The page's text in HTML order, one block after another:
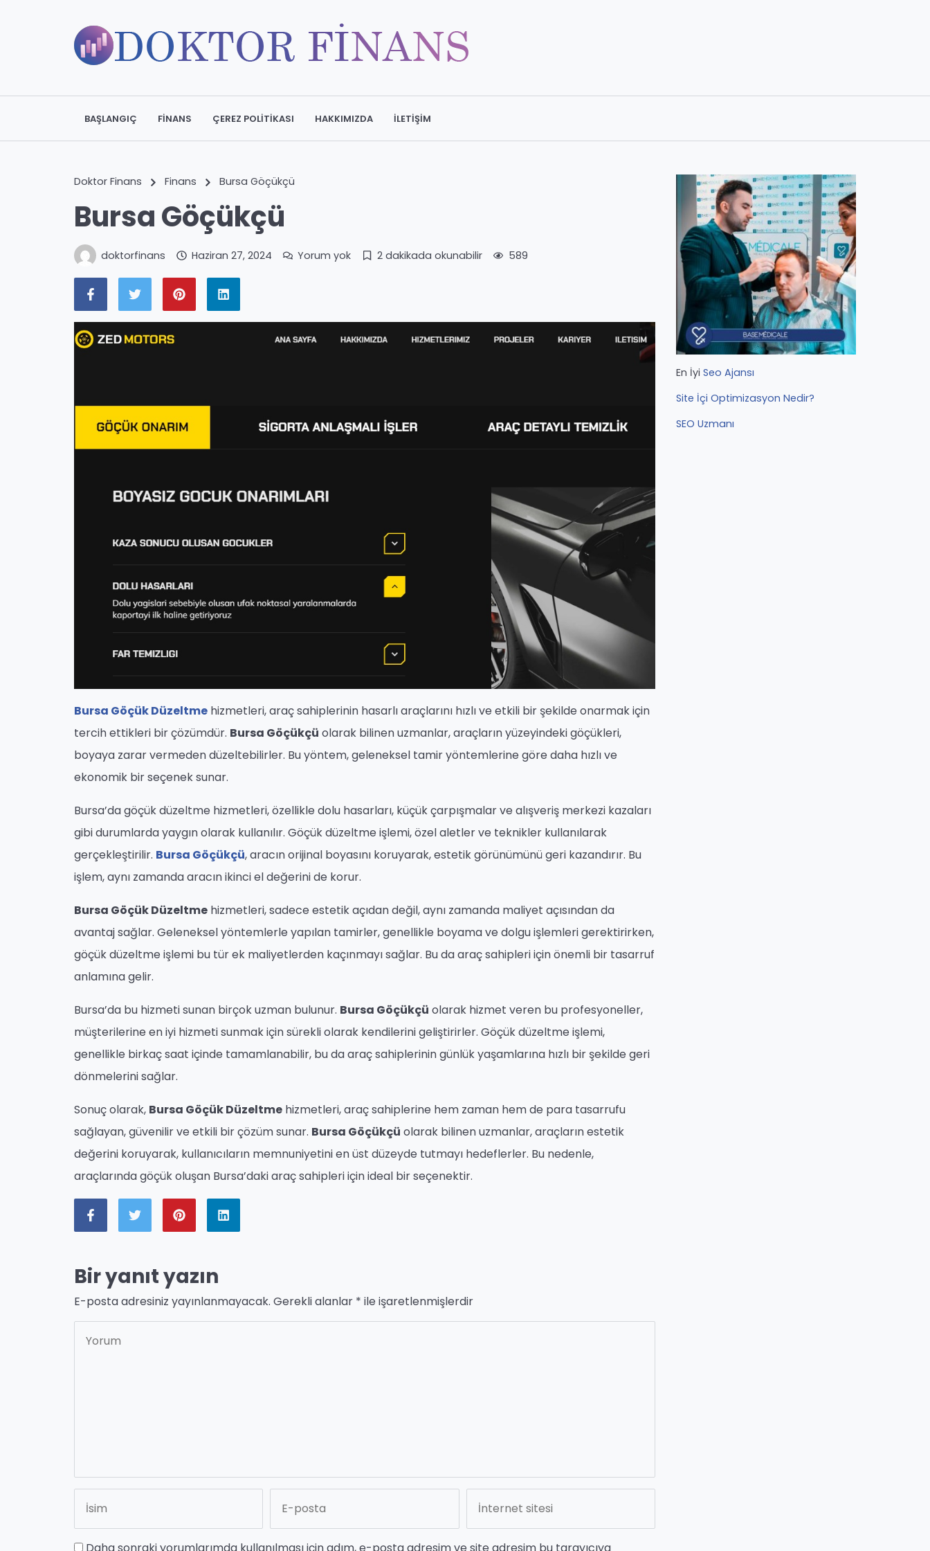
BAŞLANGIÇ FINANS ÇEREZ POLITIKASI HAKKIMIZDA İLETIŞIM
Doktor Finans Finans Bursa Göçükçü
Bursa Göçükçü
doktorfinans Haziran 27, 2024 Yorum yok 2 dakikada okunabilir 589
Bursa Göçük Düzeltme hizmetleri, araç sahiplerinin hasarlı araçlarını hızlı ve etkili bir şekilde onarmak için
tercih ettikleri bir çözümdür. Bursa Göçükçü olarak bilinen uzmanlar, araçların yüzeyindeki göçükleri,
boyaya zarar vermeden düzeltebilirler. Bu yöntem, geleneksel tamir yöntemlerine göre daha hızlı ve
ekonomik bir seçenek sunar.
Bursa’da göçük düzeltme hizmetleri, özellikle dolu hasarları, küçük çarpışmalar ve alışveriş merkezi kazaları
gibi durumlarda yaygın olarak kullanılır. Göçük düzeltme işlemi, özel aletler ve teknikler kullanılarak
gerçekleştirilir. Bursa Göçükçü, aracın orijinal boyasını koruyarak, estetik görünümünü geri kazandırır. Bu
işlem, aynı zamanda aracın ikinci el değerini de korur.
Bursa Göçük Düzeltme hizmetleri, sadece estetik açıdan değil, aynı zamanda maliyet açısından da
avantaj sağlar. Geleneksel yöntemlerle yapılan tamirler, genellikle boyama ve dolgu işlemleri gerektirirken,
göçük düzeltme işlemi bu tür ek maliyetlerden kaçınmayı sağlar. Bu da araç sahipleri için önemli bir tasarruf
anlamına gelir.
Bursa’da bu hizmeti sunan birçok uzman bulunur. Bursa Göçükçü olarak hizmet veren bu profesyoneller,
müşterilerine en iyi hizmeti sunmak için sürekli olarak kendilerini geliştirirler. Göçük düzeltme işlemi,
genellikle birkaç saat içinde tamamlanabilir, bu da araç sahiplerinin günlük yaşamlarına hızlı bir şekilde geri
dönmelerini sağlar.
Sonuç olarak, Bursa Göçük Düzeltme hizmetleri, araç sahiplerine hem zaman hem de para tasarrufu
sağlayan, güvenilir ve etkili bir çözüm sunar. Bursa Göçükçü olarak bilinen uzmanlar, araçların estetik
değerini koruyarak, kullanıcıların memnuniyetini en üst düzeyde tutmayı hedeflerler. Bu nedenle,
araçlarında göçük oluşan Bursa’daki araç sahipleri için ideal bir seçenektir.
Bir yanıt yazın
E-posta adresiniz yayınlanmayacak. Gerekli alanlar * ile işaretlenmişlerdir
En İyi Seo Ajansı
Site İçi Optimizasyon Nedir?
SEO Uzmanı